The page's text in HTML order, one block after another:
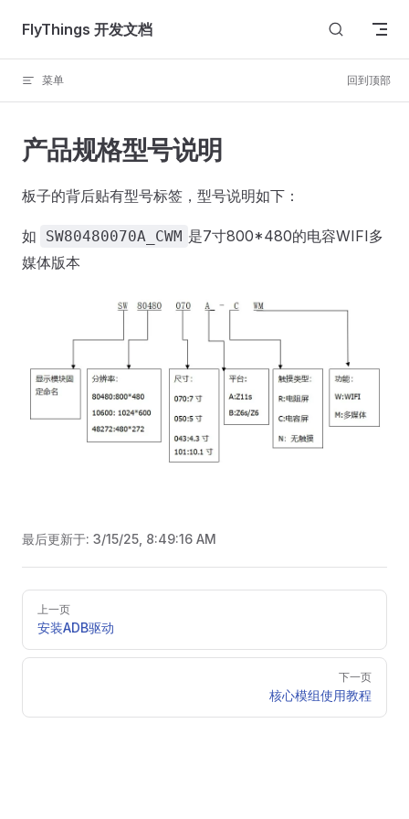
Skip to content
FlyThings 开发文档
菜单 回到顶部
产品规格型号说明
板子的背后贴有型号标签，型号说明如下：
如 SW80480070A_CWM 是7寸800*480的电容WIFI多
媒体版本
最后更新于: 3/15/25, 8:49:16 AM
Pager
上一页
安装ADB驱动
下一页
核心模组使用教程